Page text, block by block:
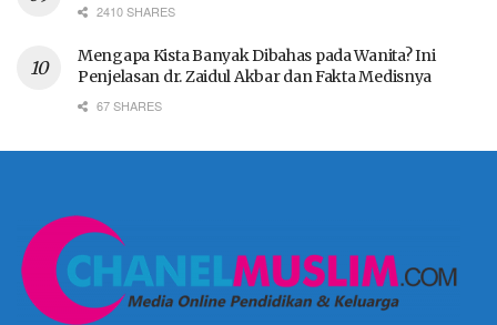
2410 SHARES
Mengapa Kista Banyak Dibahas pada Wanita? Ini
Penjelasan dr. Zaidul Akbar dan Fakta Medisnya
67 SHARES